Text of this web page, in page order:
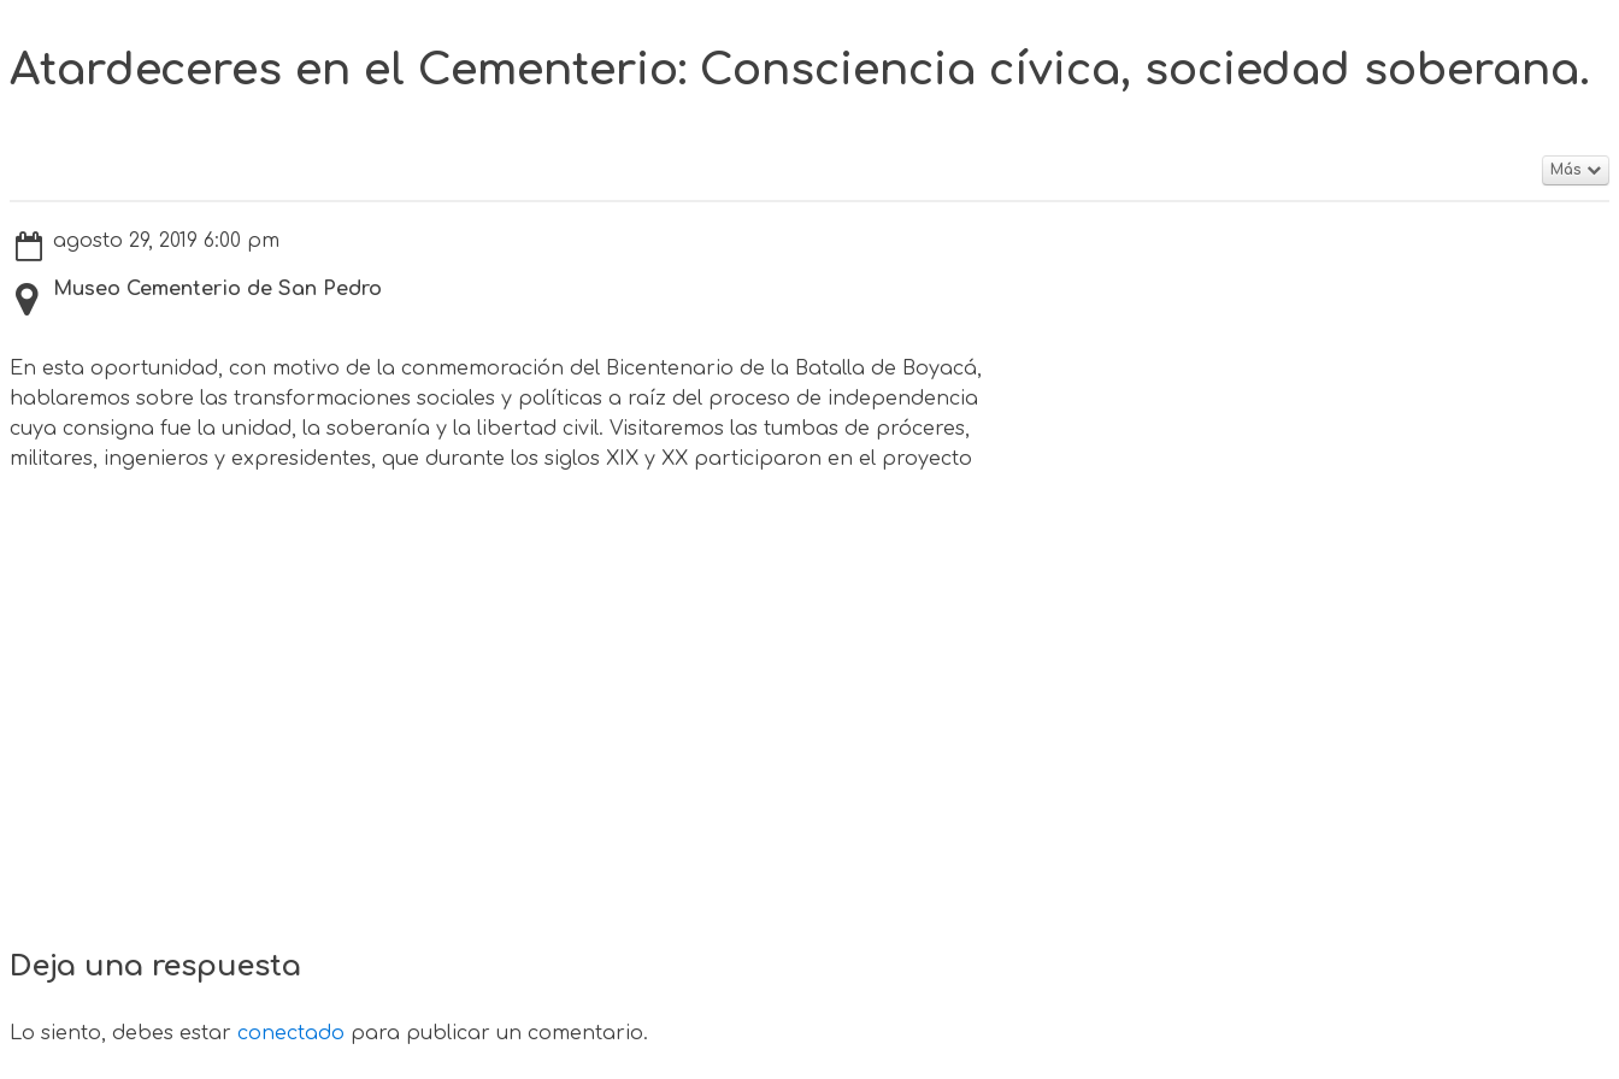
Atardeceres en el Cementerio: Consciencia cívica, sociedad soberana.
Más
agosto 29, 2019 6:00 pm
Museo Cementerio de San Pedro
En esta oportunidad, con motivo de la conmemoración del Bicentenario de la Batalla de Boyacá,
hablaremos sobre las transformaciones sociales y políticas a raíz del proceso de independencia
cuya consigna fue la unidad, la soberanía y la libertad civil. Visitaremos las tumbas de próceres,
militares, ingenieros y expresidentes, que durante los siglos XIX y XX participaron en el proyecto
Deja una respuesta
Lo siento, debes estar conectado para publicar un comentario.